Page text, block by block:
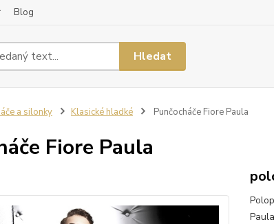
Blog
Hledat
a silonky Klasické hladké Punčocháče Fiore Paula
Fiore Paula